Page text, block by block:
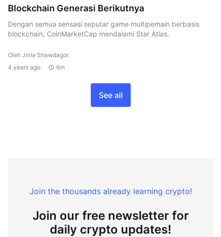
Blockchain Generasi Berikutnya
Dengan semua sensasi seputar game multipemain berbasis
blockchain, CoinMarketCap mendalami Star Atlas.
Oleh Jinia Shawdagor
4 years ago
6m
See all
Join the thousands already learning crypto!
Join our free newsletter for
daily crypto updates!